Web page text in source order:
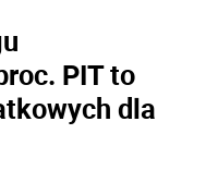
PIT to
dla